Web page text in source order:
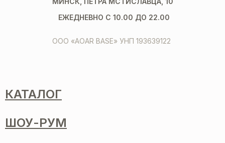
ООО «AOAR BASE» УНП 193639122
ЕЖЕДНЕВНО С 10.00 ДО 22.00
КАТАЛОГ
ШОУ-РУМ